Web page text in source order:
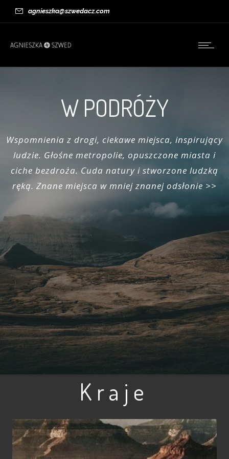
agnieszka@szwedacz.com
W PODRÓŻY
Wspomnienia z drogi, ciekawe miejsca, inspirujący
ludzie. Głośne metropolie, opuszczone miasta i
ciche bezdroża. Cuda natury i stworzone ludzką
ręką. Znane miejsca w mniej znanej odsłonie >>
Kraje